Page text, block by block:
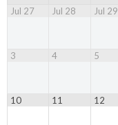
Jul 27
Jul 28 Jul 29
3 4 5
10 11 12